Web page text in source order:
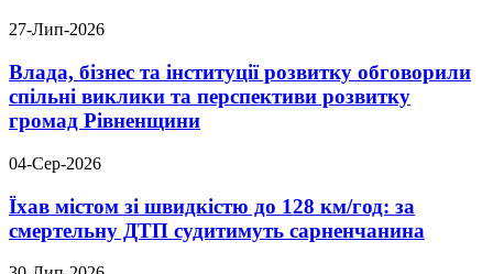
27-Лип-2026
Влада, бізнес та інституції розвитку обговорили
спільні виклики та перспективи розвитку
громад Рівненщини
04-Сер-2026
Їхав містом зі швидкістю до 128 км/год: за
смертельну ДТП судитимуть сарненчанина